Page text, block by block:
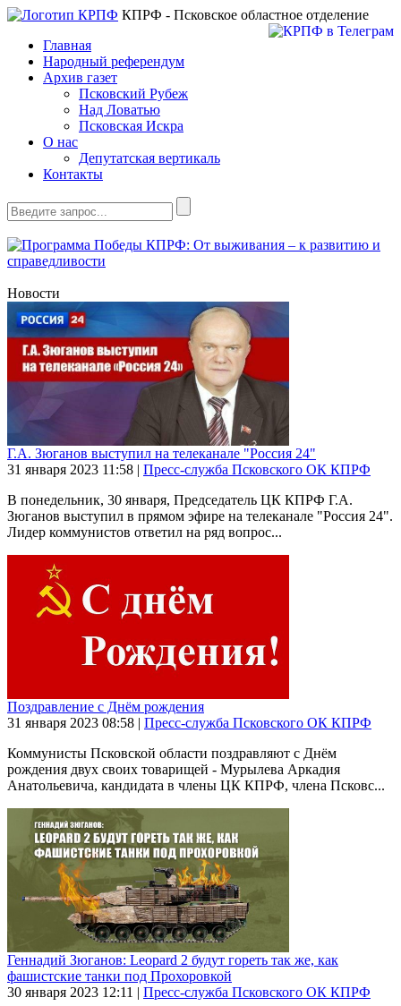
КПРФ - Псковское областное отделение
Главная
Народный референдум
Архив газет
Псковский Рубеж
Над Ловатью
Псковская Искра
О нас
Депутатская вертикаль
Контакты
Новости
Г.А. Зюганов выступил на телеканале "Россия 24"
31 января 2023 11:58 | Пресс-служба Псковского ОК КПРФ
В понедельник, 30 января, Председатель ЦК КПРФ Г.А.
Зюганов выступил в прямом эфире на телеканале "Россия 24".
Лидер коммунистов ответил на ряд вопрос...
Поздравление с Днём рождения
31 января 2023 08:58 | Пресс-служба Псковского ОК КПРФ
Коммунисты Псковской области поздравляют с Днём
рождения двух своих товарищей - Мурылева Аркадия
Анатольевича, кандидата в члены ЦК КПРФ, члена Псковс...
Геннадий Зюганов: Leopard 2 будут гореть так же, как
фашистские танки под Прохоровкой
30 января 2023 12:11 | Пресс-служба Псковского ОК КПРФ